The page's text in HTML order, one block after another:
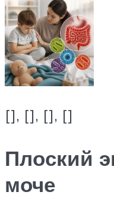
[], [], [], []
Плоский
моче